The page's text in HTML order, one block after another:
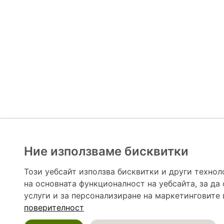
предназначена да служи само и единствено за
допълване на данните и за коригиране на
Ние използваме бисквитки
Този уебсайт използва бисквитки и други
на основната функционалност на уебсайта, за да
услуги и за персонализиране на
поверителност